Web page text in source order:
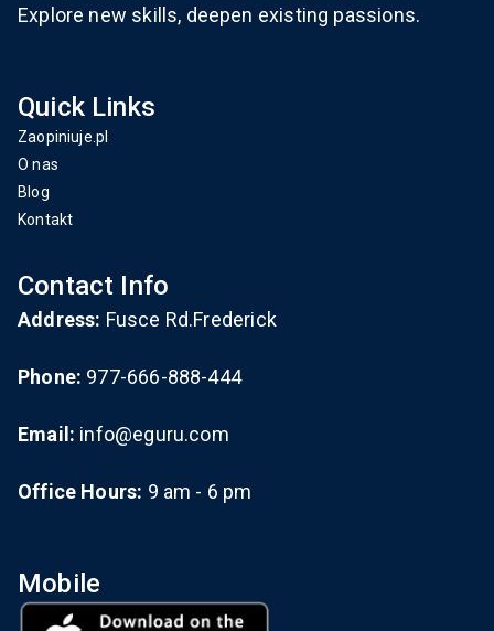
Explore new skills, deepen existing passions.
Quick Links
Zaopiniuje.pl
O nas
Blog
Kontakt
Contact Info
Address: Fusce Rd.Frederick
Phone: 977-666-888-444
Email: info@eguru.com
Office Hours: 9 am - 6 pm
Mobile